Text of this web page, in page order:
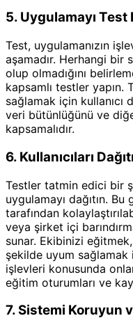
5. Uygulamayı Test
Test, uygulamanızın
aşamadır. Herhangi
olup olmadığını
kapsamlı testler yapın.
sağlamak için kullanıcı
veri bütünlüğünü ve
kapsamalıdır.
6. Kullanıcıları
Testler tatmin edici bir
uygulamayı dağıtın.
tarafından
veya şirket içi
sunar. Ekibinizi
şekilde uyum sağlamak
işlevleri konusunda
eğitim oturumları ve
7. Sistemi Koruyun